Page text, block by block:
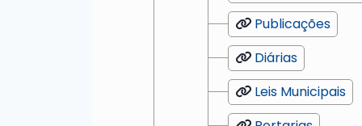
Publicações
Diárias
Leis Municipais